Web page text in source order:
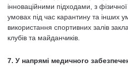
інноваційними підходами, з
умовах під час карантину та інших
використання спортивних залів
клубів та майданчиків.
7. У напрямі медичного